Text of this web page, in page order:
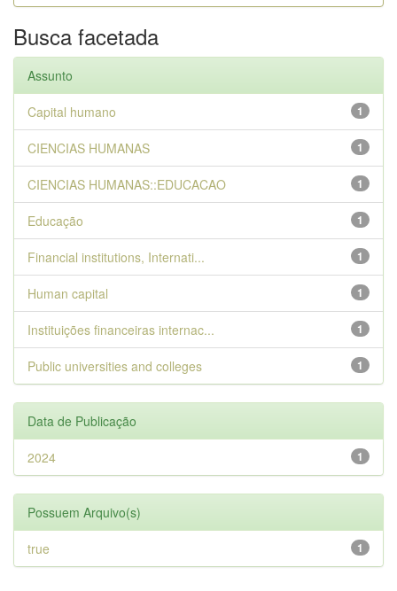
Busca facetada
Assunto
1
Capital humano
1
CIENCIAS HUMANAS
1
CIENCIAS HUMANAS::EDUCACAO
1
Educação
1
Financial institutions, Internati...
1
Human capital
1
Instituições financeiras internac...
1
Public universities and colleges
Data de Publicação
1
2024
Possuem Arquivo(s)
1
true